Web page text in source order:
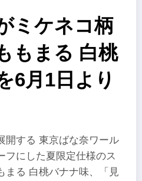
ミケネコ柄
もまる 白桃
6月1日より
開する 東京ばな奈ワール
フにした夏限定仕様のス
まる 白桃バナナ味、「見